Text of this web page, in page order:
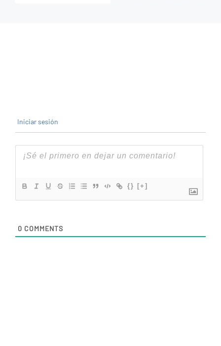
Iniciar sesión
{} [+]
0 COMMENTS